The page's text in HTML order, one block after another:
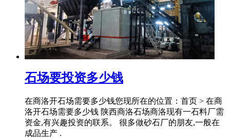
石场要投资多少钱
在商洛开石场需要多少钱您现所在的位置：首页 > 在商
洛开石场需要多少钱 陕西商洛石场商洛现有一石料厂需
资金,有兴趣投资的联系。 很多做砂石厂的朋友,一般在
成品生产 .